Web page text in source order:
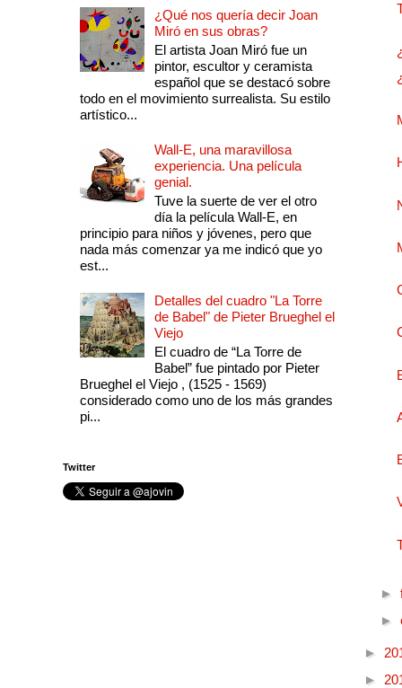
¿Qué nos quería decir Joan
Miró en sus obras?
El artista Joan Miró fue un
pintor, escultor y ceramista
español que se destacó sobre
todo en el movimiento surrealista. Su estilo
artístico...
Wall-E, una maravillosa
experiencia. Una película
genial.
Tuve la suerte de ver el otro
día la película Wall-E, en
principio para niños y jóvenes, pero que
nada más comenzar ya me indicó que yo
est...
Detalles del cuadro "La Torre
de Babel" de Pieter Brueghel el
Viejo
El cuadro de “La Torre de
Babel” fue pintado por Pieter
Brueghel el Viejo , (1525 - 1569)
considerado como uno de los más grandes
pi...
Twitter
►
►
►
►